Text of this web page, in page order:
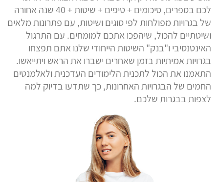
לכם בספרים, סיכומים + טיפים + שיטות + 40 שנה אחורה
של בגרויות מפולחות לפי סוגים ושיטות, עם פתרונות מלאים
ושיטתיים להכול, שיהפכו אתכם למומחים. עם התרגול
האינטנסיבי ו"בנק" השיטות הייחודי שלנו אתם תפצחו
בגרויות אמיתיות בזמן שאחרים ישברו את הראש ויתייאשו.
התאמנו את הכול לתכנית הלימודים העדכנית ולאלמנטים
החמים של הבגרויות האחרונות, כך שתדעו בדיוק למה
לצפות בבגרות שלכם.